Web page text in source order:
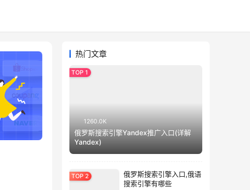
热门文章
1260.0K
俄罗斯搜索引擎Yandex推广入口(详解
Yandex)
俄罗斯搜索引擎入口,俄语
搜索引擎有哪些